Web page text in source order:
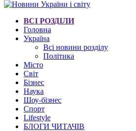
ВСІ РОЗДІЛИ
Головна
Україна
Всі новини розділу
Політика
Місто
Світ
Бізнес
Наука
Шоу-бізнес
Спорт
Lifestyle
БЛОГИ ЧИТАЧІВ